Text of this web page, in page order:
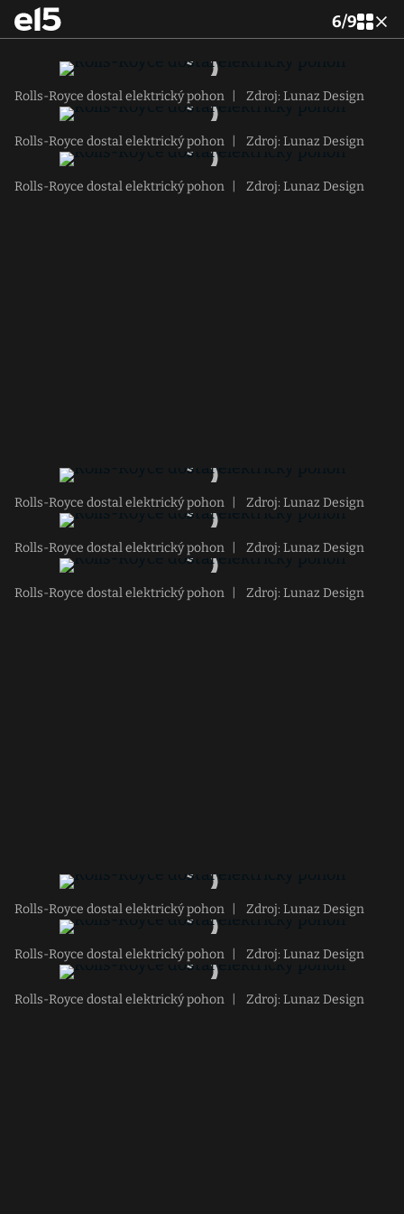
6/9
Rolls-Royce dostal elektrický pohon Zdroj: Lunaz Design
Rolls-Royce dostal elektrický pohon Zdroj: Lunaz Design
Rolls-Royce dostal elektrický pohon Zdroj: Lunaz Design
Rolls-Royce dostal elektrický pohon Zdroj: Lunaz Design
Rolls-Royce dostal elektrický pohon Zdroj: Lunaz Design
Rolls-Royce dostal elektrický pohon Zdroj: Lunaz Design
Rolls-Royce dostal elektrický pohon Zdroj: Lunaz Design
Rolls-Royce dostal elektrický pohon Zdroj: Lunaz Design
Rolls-Royce dostal elektrický pohon Zdroj: Lunaz Design